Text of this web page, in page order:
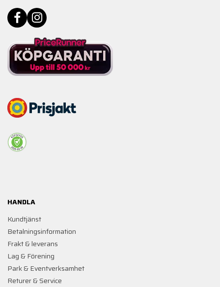
HANDLA
Kundtjänst
Betalningsinformation
Frakt & leverans
Lag & Förening
Park & Eventverksamhet
Returer & Service